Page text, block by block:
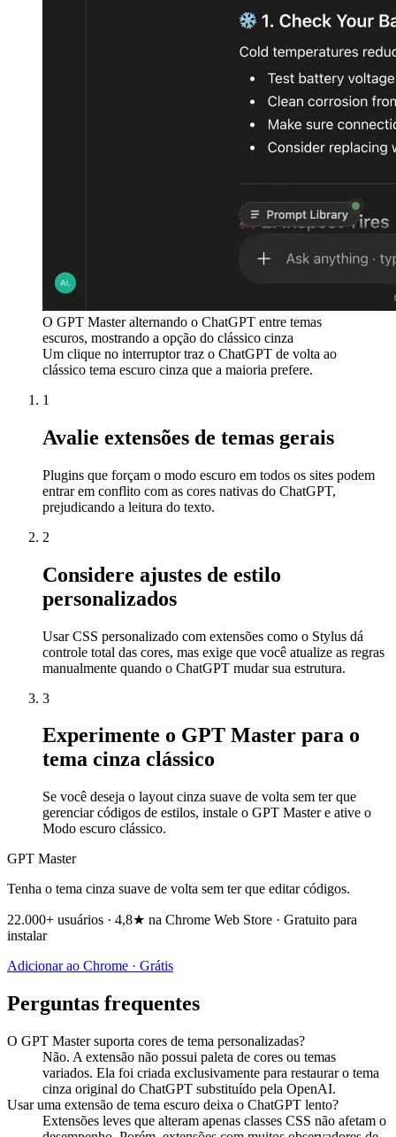
O GPT Master alternando o ChatGPT entre temas
escuros, mostrando a opção do clássico cinza
Um clique no interruptor traz o ChatGPT de volta ao
clássico tema escuro cinza que a maioria prefere.
1
Avalie extensões de temas gerais
Plugins que forçam o modo escuro em todos os sites podem
entrar em conflito com as cores nativas do ChatGPT,
prejudicando a leitura do texto.
2
Considere ajustes de estilo
personalizados
Usar CSS personalizado com extensões como o Stylus dá
controle total das cores, mas exige que você atualize as regras
manualmente quando o ChatGPT mudar sua estrutura.
3
Experimente o GPT Master para o
tema cinza clássico
Se você deseja o layout cinza suave de volta sem ter que
gerenciar códigos de estilos, instale o GPT Master e ative o
Modo escuro clássico.
GPT Master
Tenha o tema cinza suave de volta sem ter que editar códigos.
22.000+ usuários · 4,8★ na Chrome Web Store · Gratuito para
instalar
Adicionar ao Chrome · Grátis
Perguntas frequentes
O GPT Master suporta cores de tema personalizadas?
Não. A extensão não possui paleta de cores ou temas
variados. Ela foi criada exclusivamente para restaurar o tema
cinza original do ChatGPT substituído pela OpenAI.
Usar uma extensão de tema escuro deixa o ChatGPT lento?
Extensões leves que alteram apenas classes CSS não afetam o